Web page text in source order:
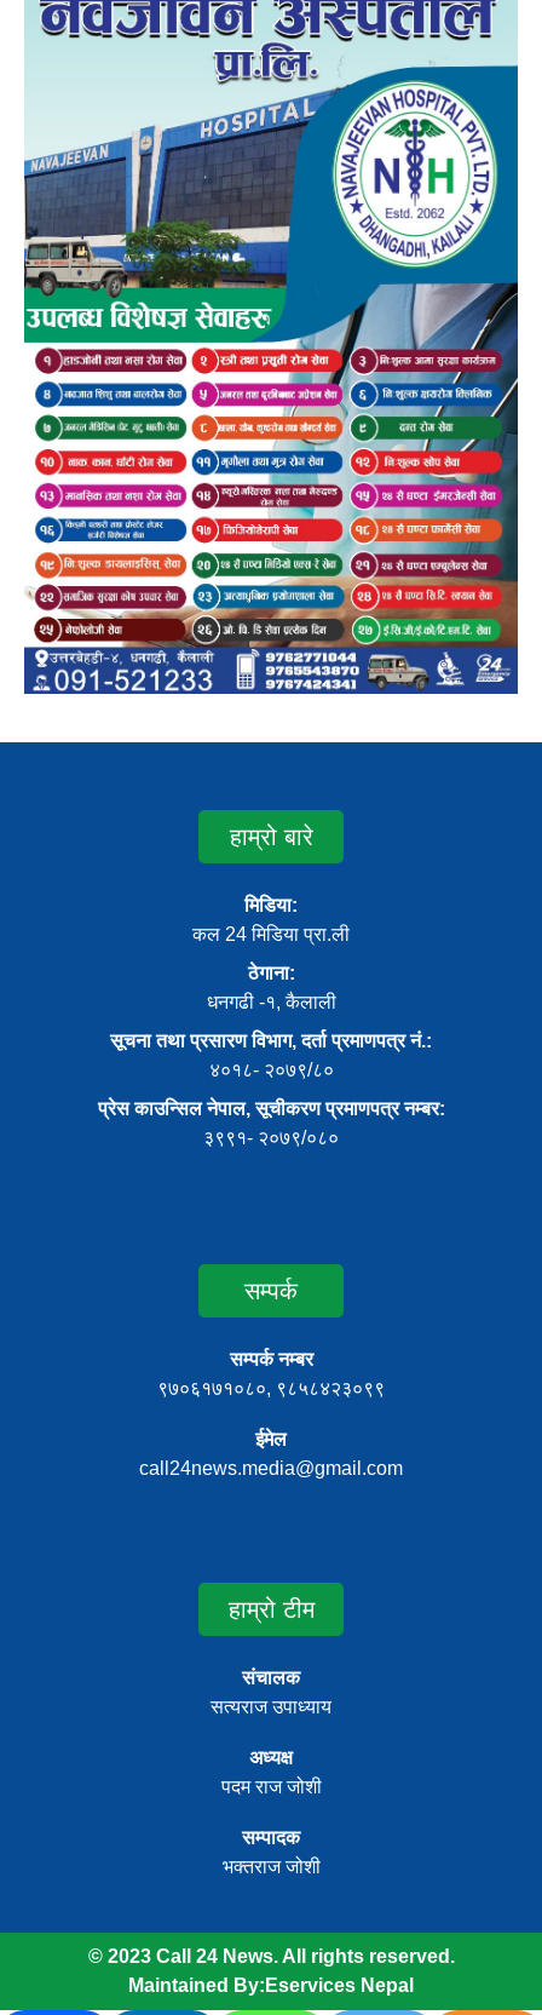
हाम्रो बारे
मिडिया:
कल 24 मिडिया प्रा.ली
ठेगाना:
धनगढी -१, कैलाली
सूचना तथा प्रसारण विभाग, दर्ता प्रमाणपत्र नं.:
४०१८- २०७९/८०
प्रेस काउन्सिल नेपाल, सूचीकरण प्रमाणपत्र नम्बर:
३९९१- २०७९/०८०
सम्पर्क
सम्पर्क नम्बर
९७०६१७१०८०, ९८५८४२३०९९
ईमेल
call24news.media@gmail.com
हाम्रो टीम
संचालक
सत्यराज उपाध्याय
अध्यक्ष
पदम राज जोशी
सम्पादक
भक्तराज जोशी
© 2023 Call 24 News. All rights reserved.
Maintained By: Eservices Nepal